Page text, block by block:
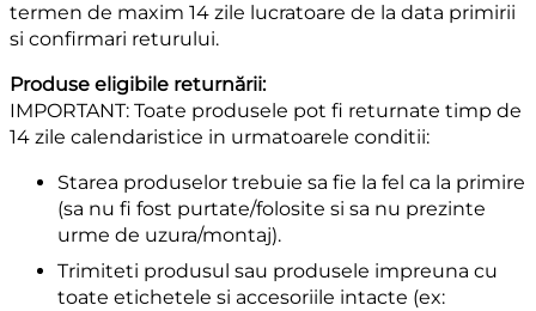
termen de maxim 14 zile lucratoare de la data primirii
si confirmari returului.
Produse eligibile returnării:
IMPORTANT: Toate produsele pot fi returnate timp de
14 zile calendaristice in urmatoarele conditii:
Starea produselor trebuie sa fie la fel ca la primire
(sa nu fi fost purtate/folosite si sa nu prezinte
urme de uzura/montaj).
Trimiteti produsul sau produsele impreuna cu
toate etichetele si accesoriile intacte (ex: